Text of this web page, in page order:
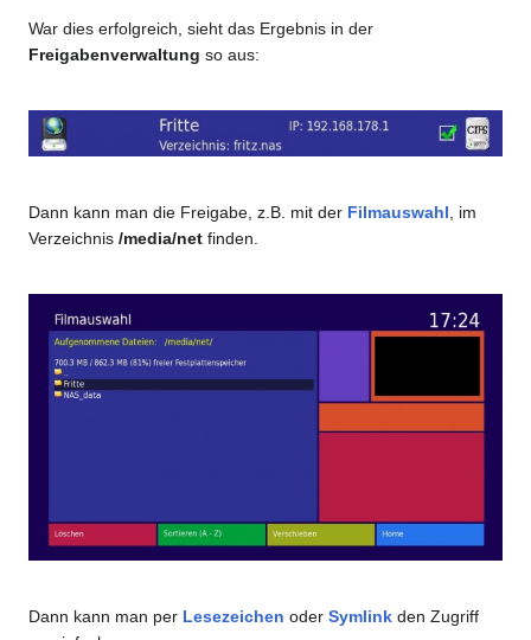
War dies erfolgreich, sieht das Ergebnis in der
Freigabenverwaltung so aus:
Dann kann man die Freigabe, z.B. mit der Filmauswahl , im
Verzeichnis /media/net finden.
Dann kann man per Lesezeichen oder Symlink den Zugriff